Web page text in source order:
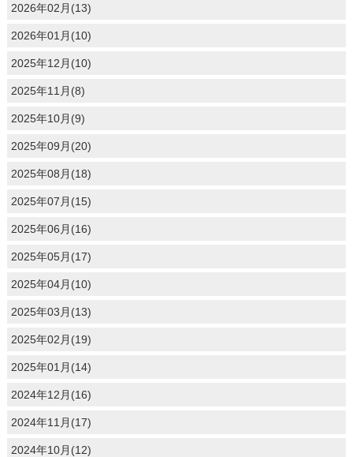
2026年02月(13)
2026年01月(10)
2025年12月(10)
2025年11月(8)
2025年10月(9)
2025年09月(20)
2025年08月(18)
2025年07月(15)
2025年06月(16)
2025年05月(17)
2025年04月(10)
2025年03月(13)
2025年02月(19)
2025年01月(14)
2024年12月(16)
2024年11月(17)
2024年10月(12)